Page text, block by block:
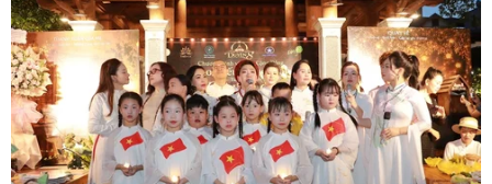
IS thông báo lựa chọn Ibrahim al-
Quraishi làm thủ lĩnh mới